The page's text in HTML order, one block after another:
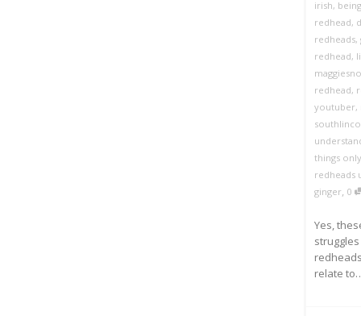
irish,
redhead,
redheads,
redhead,
redhead,
youtuber,
things
redheads
ginger, 0
Yes,
relate